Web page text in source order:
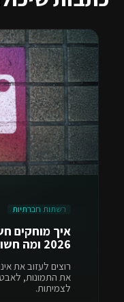
רשתות חברתיות
איך מוחקים
2026 ומה חשוב לעשות לפני המחיקה?
רוצים לעזוב את
את התמונות,
לצמיתות.